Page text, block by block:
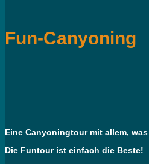
Fun-Canyoning
Eine Canyoningtour mit allem,
Die Funtour ist einfach die Beste!